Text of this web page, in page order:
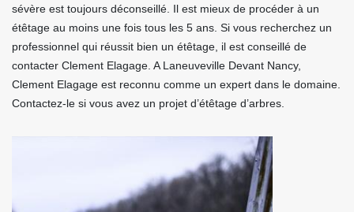
sévère est toujours déconseillé. Il est mieux de procéder à un
étêtage au moins une fois tous les 5 ans. Si vous recherchez un
professionnel qui réussit bien un étêtage, il est conseillé de
contacter Clement Elagage. A Laneuveville Devant Nancy,
Clement Elagage est reconnu comme un expert dans le domaine.
Contactez-le si vous avez un projet d’étêtage d’arbres.